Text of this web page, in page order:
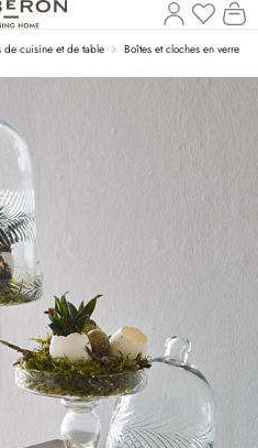
Vous
de cuisine et de table Boîtes et cloches en verre